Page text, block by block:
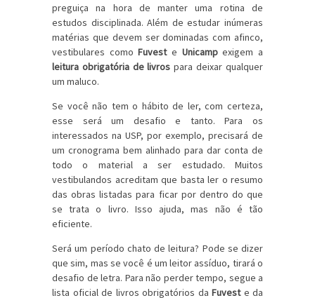
preguiça na hora de manter uma rotina de
estudos disciplinada. Além de estudar inúmeras
matérias que devem ser dominadas com afinco,
vestibulares comoFuveste Unicampexigem a
leitura obrigatória de livros para deixar qualquer
um maluco.
Se você não tem o hábito de ler, com certeza,
esse será um desafio e tanto. Para os
interessados na USP, por exemplo, precisará de
um cronograma bem alinhado para dar conta de
todo o material a ser estudado. Muitos
vestibulandos acreditam que basta ler o resumo
das obras listadas para ficar por dentro do que
se trata o livro. Isso ajuda, mas não é tão
eficiente.
Será um período chato de leitura? Pode se dizer
que sim, mas se você é um leitor assíduo, tirará o
desafio de letra. Para não perder tempo, segue a
lista oficial de livros obrigatórios da Fuveste da